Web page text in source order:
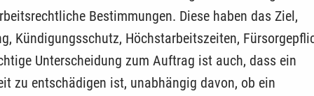
Bestimmungen. Diese haben das Ziel,
Kündigungsschutz, Höchstarbeitszeiten,
Unterscheidung zum Auftrag ist auch, dass ein
zu ­entschädigen ist, unabhängig davon, ob ein